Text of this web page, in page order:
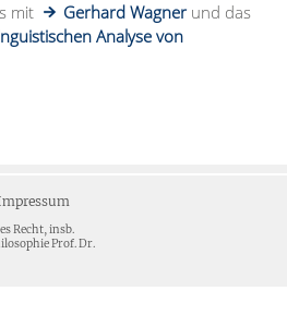
mit
Gerhard Wagner und das
Analyse von
Recht, insb.
Prof. Dr.